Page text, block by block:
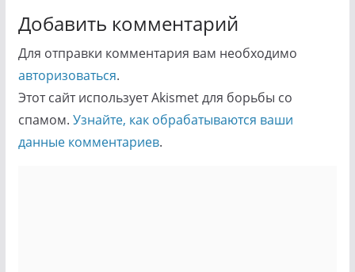
Добавить комментарий
Для отправки комментария вам необходимо
авторизоваться.
Этот сайт использует Akismet для борьбы со
спамом. Узнайте, как обрабатываются ваши
данные комментариев.